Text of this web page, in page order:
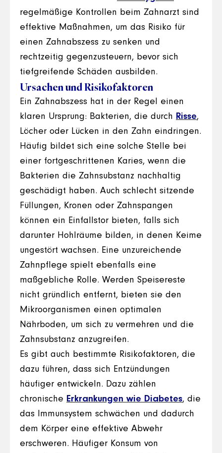
regelmäßige Kontrollen beim Zahnarzt sind
effektive Maßnahmen, um das Risiko für
einen Zahnabszess zu senken und
rechtzeitig gegenzusteuern, bevor sich
tiefgreifende Schäden ausbilden.
Ursachen und Risikofaktoren
Ein Zahnabszess hat in der Regel einen
klaren Ursprung: Bakterien, die durch Risse,
Löcher oder Lücken in den Zahn eindringen.
Häufig bildet sich eine solche Stelle bei
einer fortgeschrittenen Karies, wenn die
Bakterien die Zahnsubstanz nachhaltig
geschädigt haben. Auch schlecht sitzende
Füllungen, Kronen oder Zahnspangen
können ein Einfallstor bieten, falls sich
darunter Hohlräume bilden, in denen Keime
ungestört wachsen. Eine unzureichende
Zahnpflege spielt ebenfalls eine
maßgebliche Rolle. Werden Speisereste
nicht gründlich entfernt, bieten sie den
Mikroorganismen einen optimalen
Nährboden, um sich zu vermehren und die
Zahnsubstanz anzugreifen.
Es gibt auch bestimmte Risikofaktoren, die
dazu führen, dass sich Entzündungen
häufiger entwickeln. Dazu zählen
chronische Erkrankungen wie Diabetes, die
das Immunsystem schwächen und dadurch
dem Körper eine effektive Abwehr
erschweren. Häufiger Konsum von